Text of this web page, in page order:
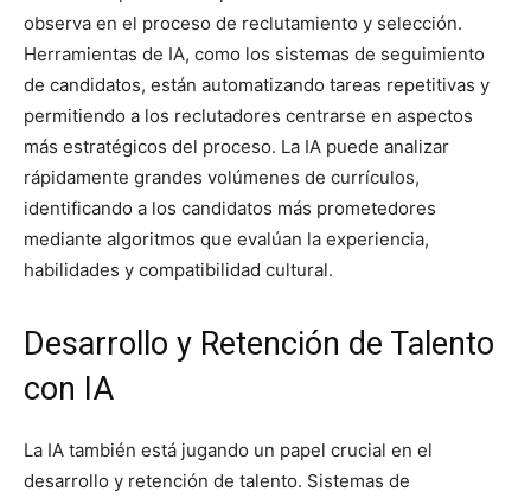
observa en el proceso de reclutamiento y selección.
Herramientas de IA, como los sistemas de seguimiento
de candidatos, están automatizando tareas repetitivas y
permitiendo a los reclutadores centrarse en aspectos
más estratégicos del proceso. La IA puede analizar
rápidamente grandes volúmenes de currículos,
identificando a los candidatos más prometedores
mediante algoritmos que evalúan la experiencia,
habilidades y compatibilidad cultural.
Desarrollo y Retención de Talento
con IA
La IA también está jugando un papel crucial en el
desarrollo y retención de talento. Sistemas de